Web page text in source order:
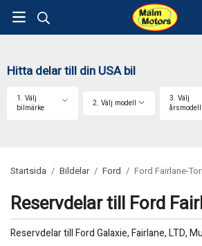
Hitta delar till din USA bil
1. Välj
bilmärke
2. Välj modell
3. Välj
årsmodell
Startsida / Bildelar / Ford / Ford Fairlane-
Reservdelar till Ford
Reservdelar till Ford Galaxie, Fairlane, LTD,